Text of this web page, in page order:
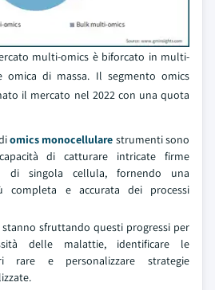
multi-omics è biforcato in multi-
omica di massa. Il segmento omics
il mercato nel 2022 con una quota
omics monocellulare strumenti sono
di catturare intricate firme
di singola cellula, fornendo una
completa e accurata dei processi
sfruttando questi progressi per
delle malattie, identificare le
rare e personalizzare strategie